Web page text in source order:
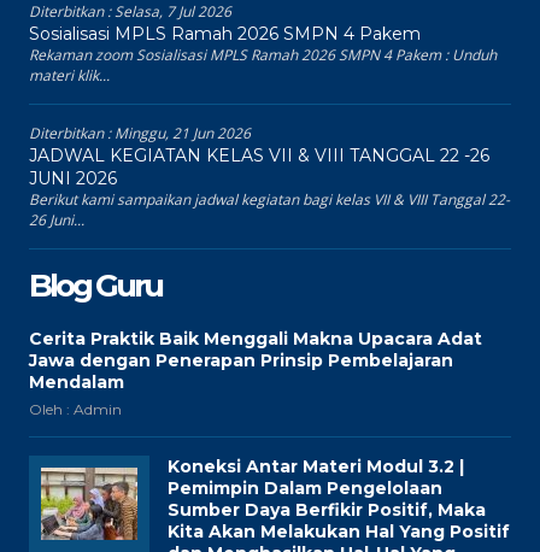
Diterbitkan :Selasa, 7 Jul 2026
Sosialisasi MPLS Ramah 2026 SMPN 4 Pakem
Rekaman zoom Sosialisasi MPLS Ramah 2026 SMPN 4 Pakem : Unduh
materi klik...
Diterbitkan :Minggu, 21 Jun 2026
JADWAL KEGIATAN KELAS VII & VIII TANGGAL 22 -26
JUNI 2026
Berikut kami sampaikan jadwal kegiatan bagi kelas VII & VIII Tanggal 22-
26 Juni...
Blog Guru
Cerita Praktik Baik Menggali Makna Upacara Adat
Jawa dengan Penerapan Prinsip Pembelajaran
Mendalam
Oleh : Admin
Koneksi Antar Materi Modul 3.2 |
Pemimpin Dalam Pengelolaan
Sumber Daya Berfikir Positif, Maka
Kita Akan Melakukan Hal Yang Positif